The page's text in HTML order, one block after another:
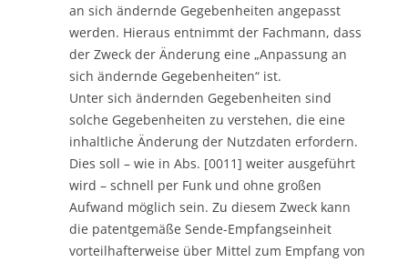
an sich ändernde Gegebenheiten angepasst
werden. Hieraus entnimmt der Fachmann, dass
der Zweck der Änderung eine „Anpassung an
sich ändernde Gegebenheiten“ ist.
Unter sich ändernden Gegebenheiten sind
solche Gegebenheiten zu verstehen, die eine
inhaltliche Änderung der Nutzdaten erfordern.
Dies soll – wie in Abs. [0011] weiter ausgeführt
wird – schnell per Funk und ohne großen
Aufwand möglich sein. Zu diesem Zweck kann
die patentgemäße Sende-Empfangseinheit
vorteilhafterweise über Mittel zum Empfang von